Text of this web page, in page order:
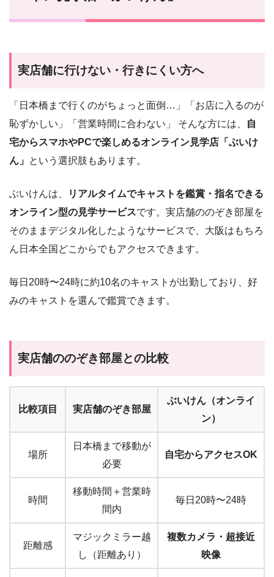
実店舗に行けない・行きにくい方へ
「日本橋まで行くのがちょっと面倒…」「お店に入るのが
恥ずかしい」「営業時間に合わない」 そんな方には、
自
宅からスマホやPCで楽しめるオンライン見学店「ぶいけ
ん」 という選択肢もあります。
ぶいけんは、
リアルタイムでキャストを鑑賞・指名できる
オンライン型の見学サービスです。実店舗ののぞき部屋を
そのままデジタル化したようなサービスで、大阪はもちろ
ん日本全国どこからでもアクセスできます。
毎日20時〜24時に約10名のキャストが出勤しており、好
みのキャストを選んで鑑賞できます。
実店舗ののぞき部屋との比較
比較項目 実店舗のぞき部屋
ぶいけん（オンライ
ン）
場所
日本橋まで移動が
必要
自宅からアクセスOK
時間
移動時間＋営業時
間内
毎日20時〜24時
距離感
マジックミラー越
し（距離あり）
複数カメラ・超接近
映像